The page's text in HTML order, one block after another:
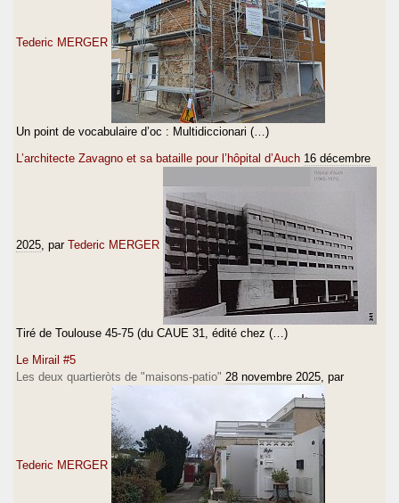
Tederic MERGER
Un point de vocabulaire d’oc : Multidiccionari (…)
L’architecte Zavagno et sa bataille pour l’hôpital d’Auch 16 décembre
2025 , par Tederic MERGER
Tiré de Toulouse 45-75 (du CAUE 31, édité chez (…)
Le Mirail #5
Les deux quartieròts de "maisons-patio" 28 novembre 2025 , par
Tederic MERGER